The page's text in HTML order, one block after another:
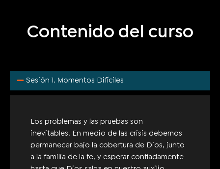
Contenido del curso
Sesión 1. Momentos Difíciles
Los problemas y las pruebas son
inevitables.
En medio de las crisis debemos
permanecer bajo la cobertura de Dios, junto
a la familia de la fe, y esperar confiadamente